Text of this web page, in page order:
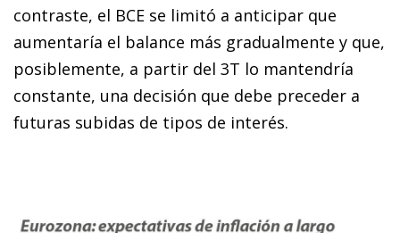
contraste, el BCE se limitó a anticipar que
aumentaría el balance más gradualmente y que,
posiblemente, a partir del 3T lo mantendría
constante, una decisión que debe preceder a
futuras subidas de tipos de interés.